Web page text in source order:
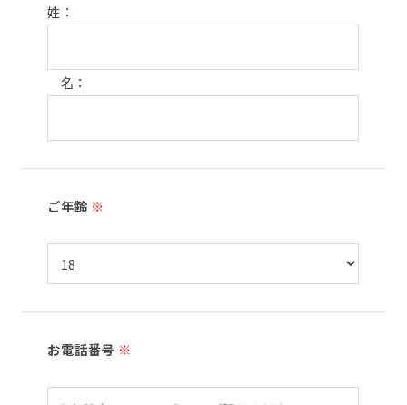
姓：
名：
ご年齢 ※
お電話番号 ※